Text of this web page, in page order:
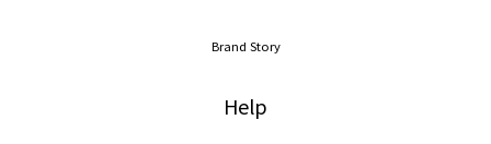
Brand Story
Help